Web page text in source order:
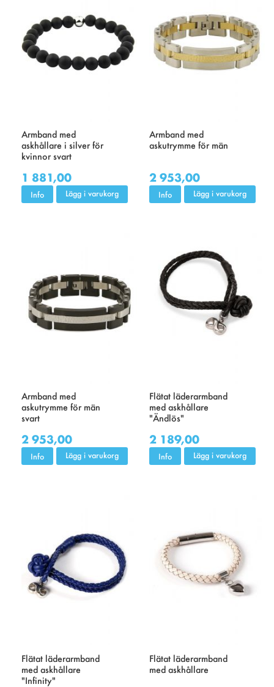
Armband med
askhållare i silver för
kvinnor svart
1 881,00
Info Lägg i varukorg
Armband med
askutrymme för män
2 953,00
Info Lägg i varukorg
Armband med
askutrymme för män
svart
2 953,00
Info Lägg i varukorg
Flätat läderarmband
med askhållare
"Ändlös"
2 189,00
Info Lägg i varukorg
Flätat läderarmband
med askhållare
"Infinity"
Flätat läderarmband
med askhållare